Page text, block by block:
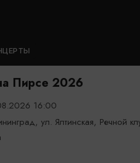
Пирсе 2026
16:00
ул. Ялтинская, Речной